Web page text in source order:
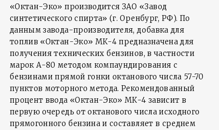
«Октан-Эко» производится ЗАО «Завод
синтетического спирта» (г. Оренбург, РФ). По
данным завода-производителя, добавка для
топлив «Октан-Эко» МК-4 предназначена для
получения технических бензинов, в частности
марок А-80 методом компаундирования с
бензинами прямой гонки октанового числа 57-70
пунктов моторного метода. Рекомендованный
процент ввода «Октан-Эко» МК-4 зависит в
первую очередь от октанового числа исходного
прямогонного бензина и составляет в среднем